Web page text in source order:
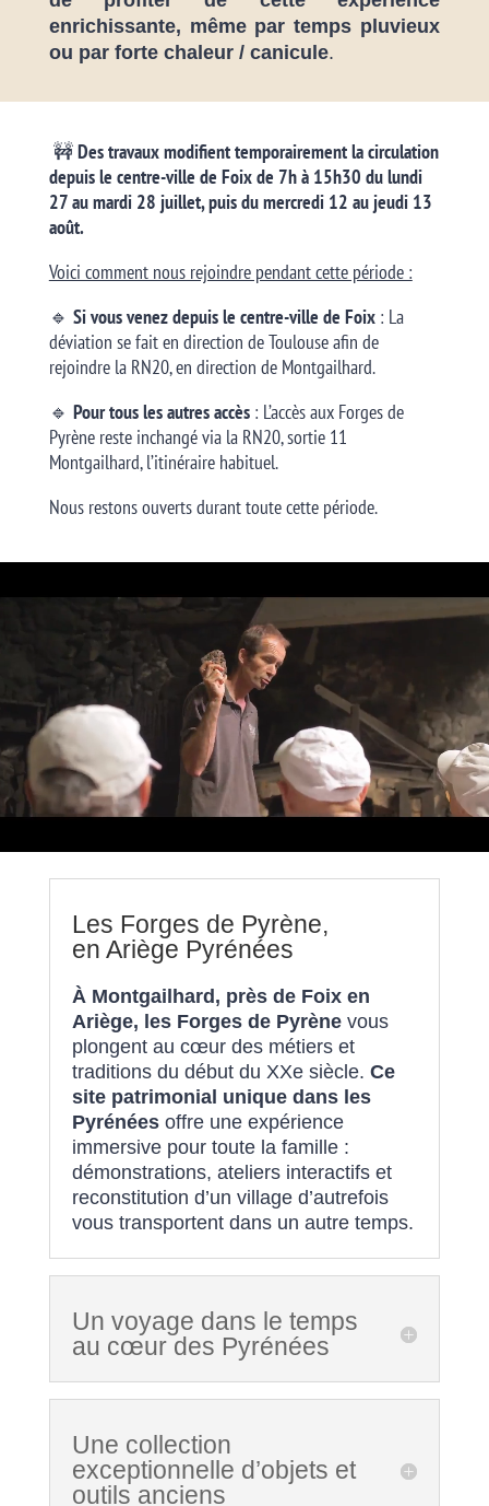
enrichissante, même par temps pluvieux
ou par forte chaleur / canicule.
🚧Des travaux modifient temporairement la circulation
depuis le centre-ville de Foix de 7h à 15h30 du lundi
27 au mardi 28 juillet, puis du mercredi 12 au jeudi 13
août.
Voici comment nous rejoindre pendant cette période :
🔹 Si vous venez depuis le centre-ville de Foix: La
déviation se fait en direction de Toulouse afin de
rejoindre la RN20, en direction de Montgailhard.
🔹 Pour tous les autres accès: L’accès aux Forges de
Pyrène reste inchangé via la RN20, sortie 11
Montgailhard, l’itinéraire habituel.
Nous restons ouverts durant toute cette période.
vidéo
Les Forges de Pyrène,
en Ariège Pyrénées
À Montgailhard, près de Foix en
Ariège, les Forges de Pyrènevous
plongent au cœur des métiers et
traditions du début du XXe siècle. Ce
site patrimonial unique dans les
Pyrénéesoffre une expérience
immersive pour toute la famille :
démonstrations, ateliers interactifs et
reconstitution d’un village d’autrefois
vous transportent dans un autre temps.
Un voyage dans le temps
au cœur des Pyrénées
Une collection
exceptionnelle d’objets et
outils anciens